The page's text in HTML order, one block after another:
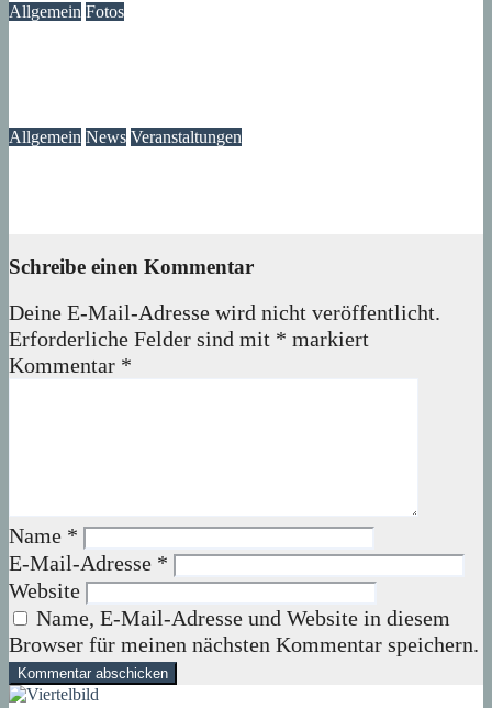
Allgemein Fotos
Allgemein News Veranstaltungen
Schreibe einen Kommentar
Deine E-Mail-Adresse wird nicht veröffentlicht.
Erforderliche Felder sind mit * markiert
Kommentar *
Name *
E-Mail-Adresse *
Website
Name, E-Mail-Adresse und Website in diesem
Browser für meinen nächsten Kommentar speichern.